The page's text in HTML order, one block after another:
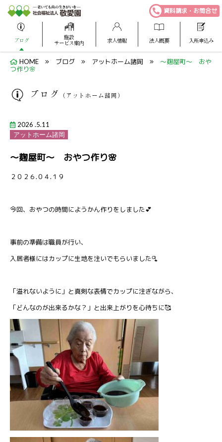
ブログ
施設
サービス案内
求人情報 法人概要 入所申込み
資料請求・お問合せ
HOME ブログ アットホーム諸岡
～麹屋町～ おや
つ作り🌸
ブログ （アットホーム諸岡）
2026 .5.11
アットホーム諸岡
～麹屋町～ おやつ作り🌸
２０２６.０４.１９
今回、おやつの時間にようかん作りをしました💕
事前の準備は職員が行い、
入居者様にはカップに生地を注いでもらいました🫗
「溢れないように」と真剣な表情でカップに注ぎながら、
「どんなのが出来るかな？」と出来上がりを心待ちに🥰